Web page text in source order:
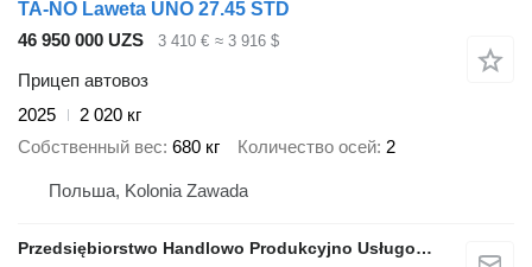
TA-NO Laweta UNO 27.45 STD
46 950 000 UZS
3 410 € ≈ 3 916 $
Прицеп автовоз
2025
2 020 кг
Собственный вес 680 кг Количество осей 2
Польша, Kolonia Zawada
Przedsiębiorstwo Handlowo Produkcyjno Usługowe TA-NO